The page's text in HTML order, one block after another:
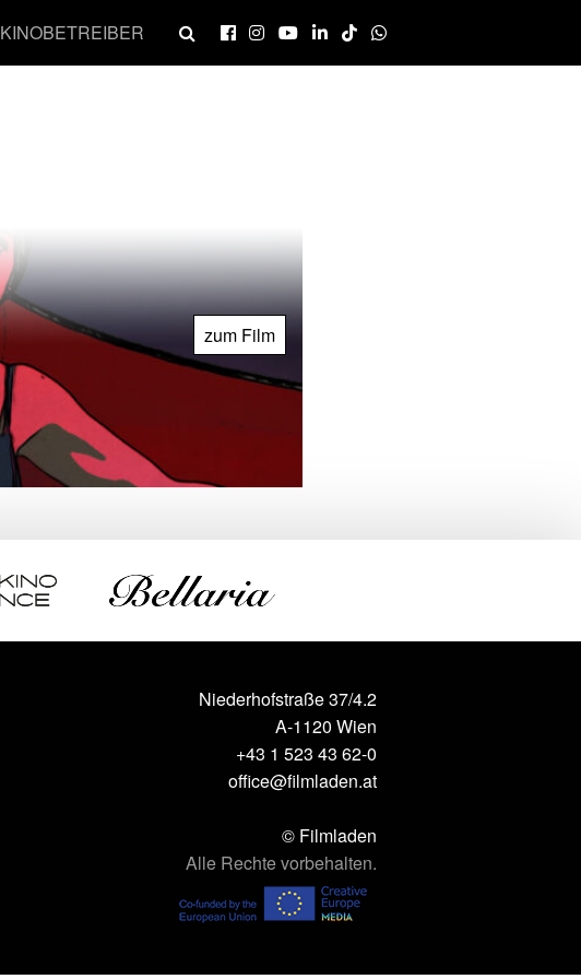
KINOBETREIBER
zum Film
Niederhofstraße 37/4.2
A-1120 Wien
+43 1 523 43 62-0
office@filmladen.at
© Filmladen
Alle Rechte vorbehalten.